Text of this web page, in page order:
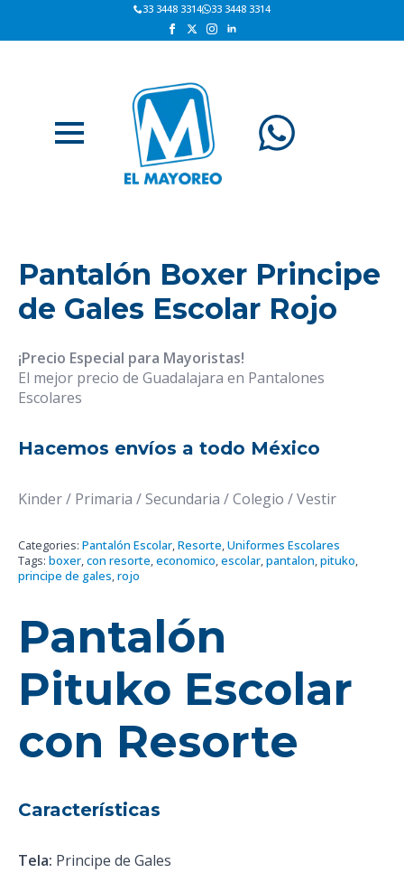
33 3448 3314 33 3448 3314
Pantalón Boxer Principe
de Gales Escolar Rojo
¡Precio Especial para Mayoristas!
El mejor precio de Guadalajara en Pantalones
Escolares
Hacemos envíos a todo México
Kinder / Primaria / Secundaria / Colegio / Vestir
Categories: Pantalón Escolar,Resorte,Uniformes Escolares
Tags: boxer,con resorte,economico,escolar,pantalon,pituko,
principe de gales,rojo
Pantalón
Pituko Escolar
con Resorte
Características
Tela: Principe de Gales